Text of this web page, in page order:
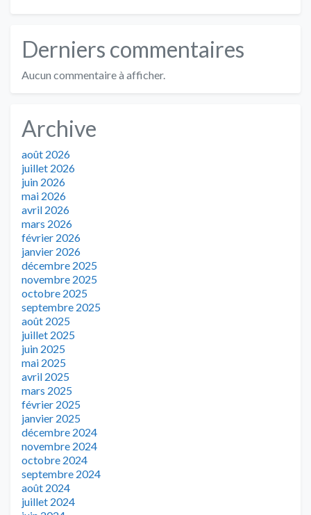
Derniers commentaires
Aucun commentaire à afficher.
Archive
août 2026
juillet 2026
juin 2026
mai 2026
avril 2026
mars 2026
février 2026
janvier 2026
décembre 2025
novembre 2025
octobre 2025
septembre 2025
août 2025
juillet 2025
juin 2025
mai 2025
avril 2025
mars 2025
février 2025
janvier 2025
décembre 2024
novembre 2024
octobre 2024
septembre 2024
août 2024
juillet 2024